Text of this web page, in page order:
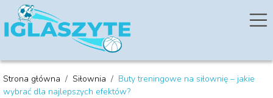
Strona główna / Siłownia / Buty treningowe na siłownię – jakie
wybrać dla najlepszych efektów?